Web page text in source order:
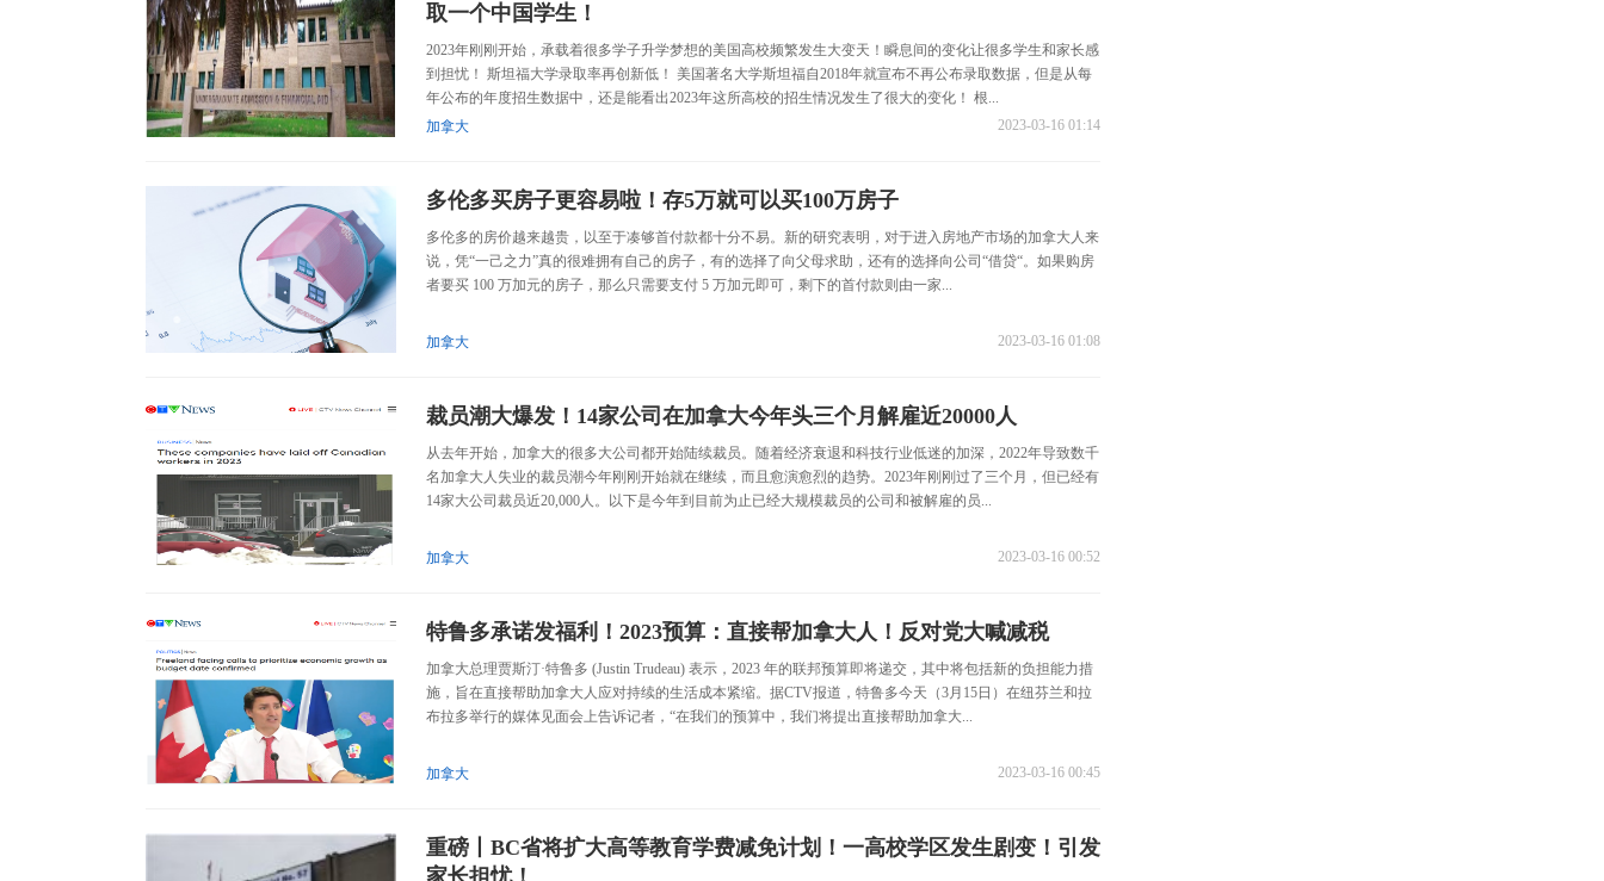
取一个中国学生！
2023年刚刚开始，承载着很多学子升学梦想的美国高校频繁发生大变天！瞬息间的变化让很多学生和家长感
到担忧！ 斯坦福大学录取率再创新低！ 美国著名大学斯坦福自2018年就宣布不再公布录取数据，但是从每
年公布的年度招生数据中，还是能看出2023年这所高校的招生情况发生了很大的变化！ 根...
2023-03-16 01:14
加拿大
多伦多买房子更容易啦！存5万就可以买100万房子
多伦多的房价越来越贵，以至于凑够首付款都十分不易。新的研究表明，对于进入房地产市场的加拿大人来
说，凭“一己之力”真的很难拥有自己的房子，有的选择了向父母求助，还有的选择向公司“借贷“。如果购房
者要买 100 万加元的房子，那么只需要支付 5 万加元即可，剩下的首付款则由一家...
2023-03-16 01:08
加拿大
裁员潮大爆发！14家公司在加拿大今年头三个月解雇近20000人
从去年开始，加拿大的很多大公司都开始陆续裁员。随着经济衰退和科技行业低迷的加深，2022年导致数千
名加拿大人失业的裁员潮今年刚刚开始就在继续，而且愈演愈烈的趋势。2023年刚刚过了三个月，但已经有
14家大公司裁员近20,000人。以下是今年到目前为止已经大规模裁员的公司和被解雇的员...
2023-03-16 00:52
加拿大
特鲁多承诺发福利！2023预算：直接帮加拿大人！反对党大喊减税
加拿大总理贾斯汀·特鲁多 (Justin Trudeau) 表示，2023 年的联邦预算即将递交，其中将包括新的负担能力措
施，旨在直接帮助加拿大人应对持续的生活成本紧缩。据CTV报道，特鲁多今天（3月15日）在纽芬兰和拉
布拉多举行的媒体见面会上告诉记者，“在我们的预算中，我们将提出直接帮助加拿大...
2023-03-16 00:45
加拿大
重磅丨BC省将扩大高等教育学费减免计划！一高校学区发生剧变！引发
家长担忧！